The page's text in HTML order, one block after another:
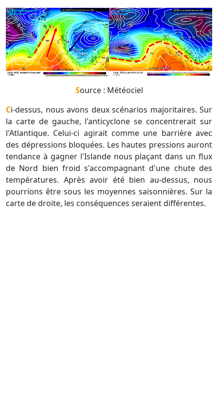
Source : Météociel
Ci-dessus, nous avons deux scénarios majoritaires. Sur
la carte de gauche, l'anticyclone se concentrerait sur
l'Atlantique. Celui-ci agirait comme une barrière avec
des dépressions bloquées. Les hautes pressions auront
tendance à gagner l'Islande nous plaçant dans un flux
de Nord bien froid s'accompagnant d'une chute des
températures. Après avoir été bien au-dessus, nous
pourrions être sous les moyennes saisonnières. Sur la
carte de droite, les conséquences seraient différentes.